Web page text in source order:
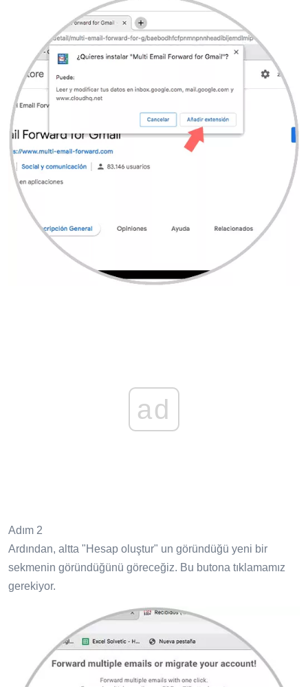
ad
Adım 2
Ardından, altta "Hesap oluştur" un göründüğü yeni bir
sekmenin göründüğünü göreceğiz. Bu butona tıklamamız
gerekiyor.